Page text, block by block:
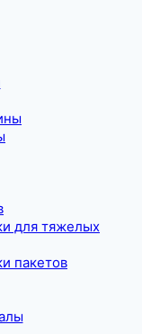
для тяжелых
пакетов